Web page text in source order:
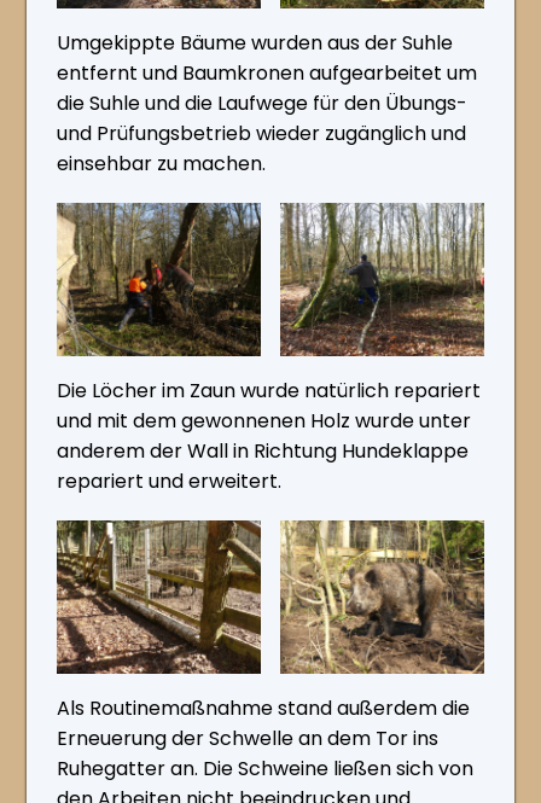
Umgekippte Bäume wurden aus der Suhle
entfernt und Baumkronen aufgearbeitet um
die Suhle und die Laufwege für den Übungs-
und Prüfungsbetrieb wieder zugänglich und
einsehbar zu machen.
Die Löcher im Zaun wurde natürlich repariert
und mit dem gewonnenen Holz wurde unter
anderem der Wall in Richtung Hundeklappe
repariert und erweitert.
Als Routinemaßnahme stand außerdem die
Erneuerung der Schwelle an dem Tor ins
Ruhegatter an. Die Schweine ließen sich von